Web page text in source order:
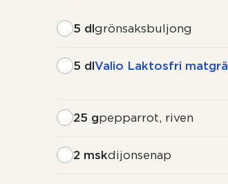
5 dlgrönsaksbuljong
5 dlValio Laktosfri
25 gpepparrot, riven
2 mskdijonsenap